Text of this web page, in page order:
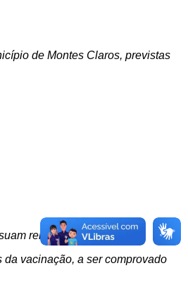
de Montes Claros, previstas
relacionamento afetivo;
vacinação, a ser comprovado